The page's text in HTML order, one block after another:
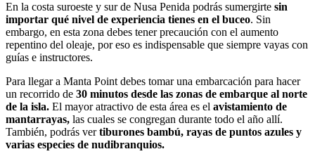
En la costa suroeste y sur de Nusa Penida podrás sumergirte sin
importar qué nivel de experiencia tienes en el buceo. Sin
embargo, en esta zona debes tener precaución con el aumento
repentino del oleaje, por eso es indispensable que siempre vayas con
guías e instructores.
Para llegar a Manta Point debes tomar una embarcación para hacer
un recorrido de 30 minutos desde las zonas de embarque al norte
de la isla. El mayor atractivo de esta área es el avistamiento de
mantarrayas, las cuales se congregan durante todo el año allí.
También, podrás vertiburones bambú, rayas de puntos azules y
varias especies de nudibranquios.